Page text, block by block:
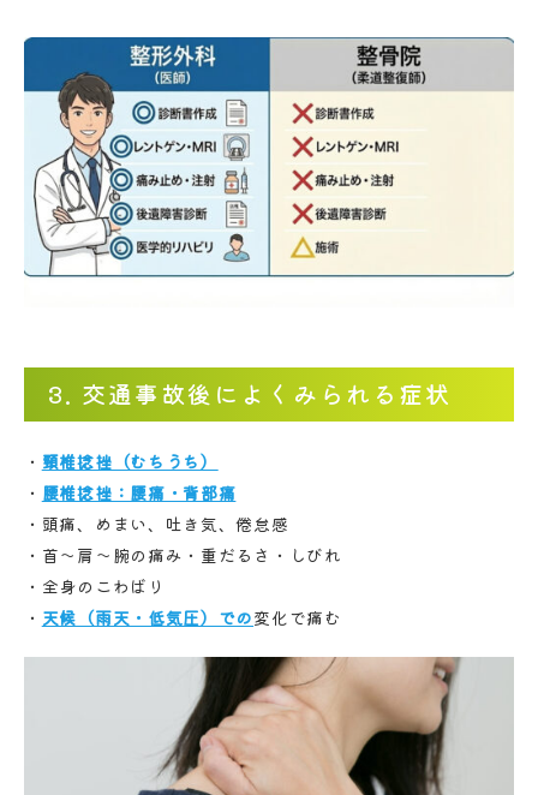
3. 交通事故後によくみられる症状
頸椎捻挫（むちうち）
腰椎捻挫：腰痛・背部痛
頭痛、めまい、吐き気、倦怠感
首〜肩〜腕の痛み・重だるさ・しびれ
全身のこわばり
天候（雨天・低気圧）での変化で痛む